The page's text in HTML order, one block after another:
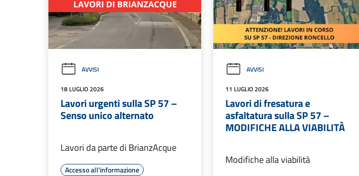
AVVISI
18 LUGLIO 2026
Lavori urgenti sulla SP 57 –
Senso unico alternato
Lavori da parte di BrianzAcque
Accesso all'informazione
AVVISI
11 LUGLIO 2026
Lavori di fresatura e
asfaltatura sulla SP 57 –
MODIFICHE ALLA VIABILITÀ
Modifiche alla viabilità